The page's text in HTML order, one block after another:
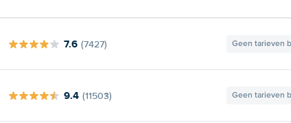
7.6 (7427) Geen tarieven
9.4 (11503) Geen tarieven